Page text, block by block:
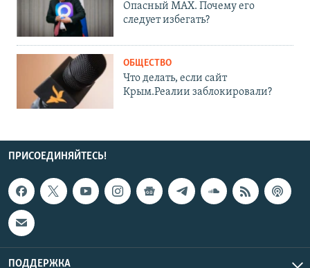
Опасный MAX. Почему его
следует избегать?
ОБЩЕСТВО
Что делать, если сайт
Крым.Реалии заблокировали?
ПРИСОЕДИНЯЙТЕСЬ!
ПОДДЕРЖКА